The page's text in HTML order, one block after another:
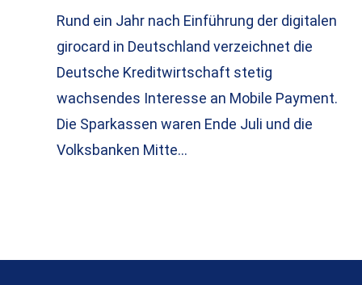
Rund ein Jahr nach Einführung der digitalen
girocard in Deutschland verzeichnet die
Deutsche Kreditwirtschaft stetig
wachsendes Interesse an Mobile Payment.
Die Sparkassen waren Ende Juli und die
Volksbanken Mitte…